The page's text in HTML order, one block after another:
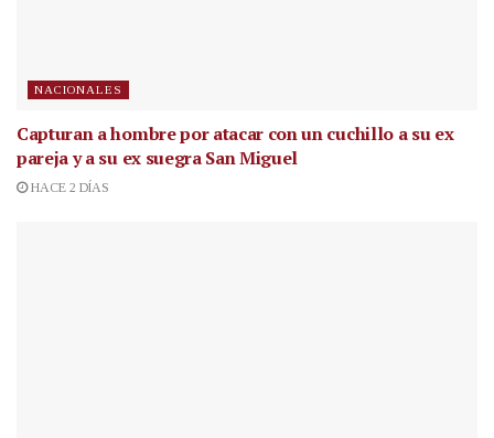
NACIONALES
Capturan a hombre por atacar con un cuchillo a su ex
pareja y a su ex suegra San Miguel
HACE 2 DÍAS